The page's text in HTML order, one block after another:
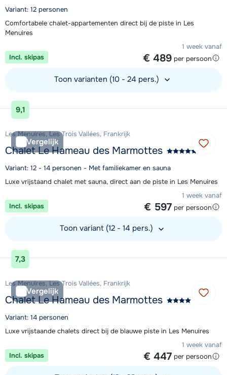
Variant: 12 personen
Comfortabele chalet-appartementen direct bij de piste in Les
Menuires
1 week vanaf
€ 489 per persoon
Incl. skipas
Toon varianten (10 - 24 pers.)
Bekijk accommodatie
9,1
Vergelijk
Les Menuires, Les Trois Vallées, Frankrijk
Chalet Le Hameau des Marmottes
Variant: 12 - 14 personen - Met familiekamer en sauna
Luxe vrijstaand chalet met sauna, direct aan de piste in Les Menuires
1 week vanaf
€ 597 per persoon
Incl. skipas
Toon variant (12 - 14 pers.)
Bekijk accommodatie
7,3
Vergelijk
Les Menuires, Les Trois Vallées, Frankrijk
Chalet Le Hameau des Marmottes
Variant: 14 personen
Luxe vrijstaande chalets direct bij de blauwe piste in Les Menuires
1 week vanaf
€ 447 per persoon
Incl. skipas